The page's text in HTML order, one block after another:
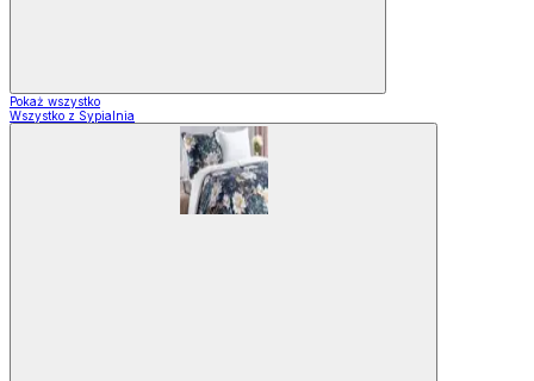
Pokaż wszystko
Wszystko z Sypialnia